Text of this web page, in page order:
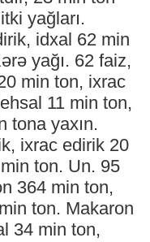
yağları.
idxal 62 min
yağı. 62 faiz,
min ton, ixrac
11 min ton,
tona yaxın.
ixrac edirik 20
ton. Un. 95
364 min ton,
ton. Makaron
34 min ton,